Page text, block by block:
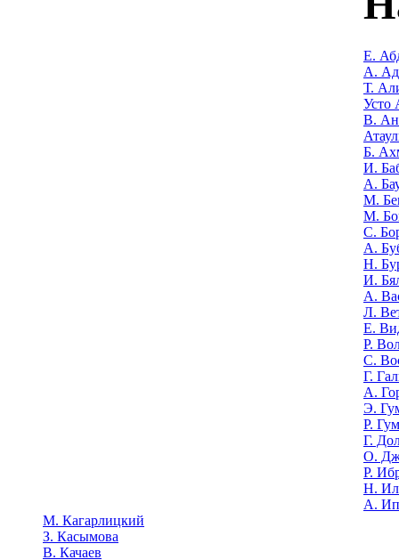
Е.
А.
Т.
Усто
В.
Б.
И.
А.
М.
М.
С.
А.
Н.
И.
А.
Л.
Е.
Р.
С.
Г.
А.
Э.
Р.
Г.
О.
Р.
Н.
А.
М. Кагарлицкий
З. Касымова
В. Качаев